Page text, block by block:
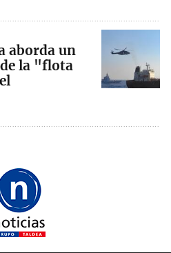
aborda un
la "flota